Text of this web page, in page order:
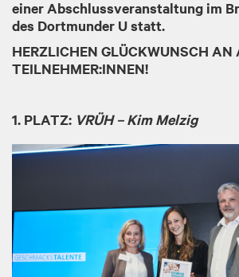
einer Abschlussveranstaltung im
des Dortmunder U statt.
HERZLICHEN GLÜCKWUNSCH AN
TEILNEHMER:INNEN!
1. PLATZ: VRÜH – Kim Melzig
Image